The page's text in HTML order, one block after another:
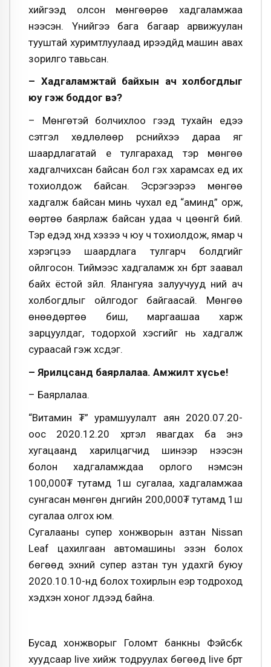
хийгээд олсон мөнгөөрөө хадгаламжаа
нээсэн. Үүнийгээ бага багаар арвижуулан
тууштай хуримтлуулаад ирээдүйд машин авах
зорилго тавьсан.
– Хадгаламжтай байхын ач холбогдлыг
юу гэж боддог вэ?
– Мөнгөтэй болчихлоо гээд тухайн үедээ
сэтгэл хөдлөлөөр үрснийхээ дараа яг
шаардлагатай үе тулгарахад тэр мөнгөө
хадгалчихсан байсан бол гэх харамсах үеүд их
тохиолдож байсан. Эсрэгээрээ мөнгөө
хадгалж байсан минь чухал үед “аминд” орж,
өөртөө баярлаж байсан удаа ч цөөнгүй бий.
Тэр үеүдэд хүнд хэзээ ч юу ч тохиолдож, ямар ч
хэрэгцээ шаардлага тулгарч болдгийг
ойлгосон. Тиймээс хадгаламж хүн бүрт заавал
байх ёстой зүйл. Ялангуяа залуучууд үүний ач
холбогдлыг ойлгодог байгаасай. Мөнгөө
өнөөдөртөө биш, маргаашаа харж
зарцуулдаг, тодорхой хэсгийг нь хадгалж
сураасай гэж хүсдэг.
– Ярилцсанд баярлалаа. Амжилт хүсье!
– Баярлалаа.
“Витамин ₮” урамшуулалт аян 2020.07.20-
оос 2020.12.20 хүртэл явагдах ба энэ
хугацаанд харилцагчид шинээр нээсэн
болон хадгаламждаа орлого нэмсэн
100,000₮ тутамд 1ш сугалаа, хадгаламжаа
сунгасан мөнгөн дүнгийн 200,000₮ тутамд 1ш
сугалаа олгох юм.
Сугалааны супер хонжворын азтан Nissan
Leaf цахилгаан автомашины эзэн болох
бөгөөд эхний супер азтан тун удахгүй буюу
2020.10.10-нд болох тохирлын үеэр тодроход
хэдхэн хоног үлдээд байна.
Бусад хонжворыг Голомт банкны Фэйсбүүк
хуудсаар live хийж тодруулах бөгөөд live бүрт